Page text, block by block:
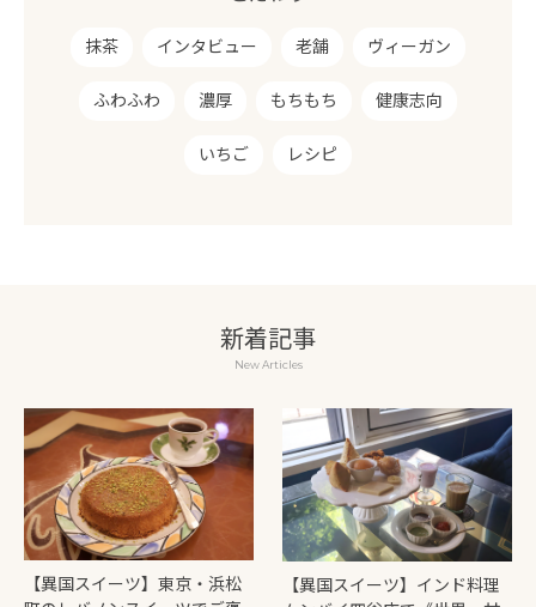
抹茶 インタビュー 老舗 ヴィーガン
ふわふわ 濃厚 もちもち 健康志向
いちご レシピ
新着記事
New Articles
【異国スイーツ】東京・浜松
【異国スイーツ】インド料理